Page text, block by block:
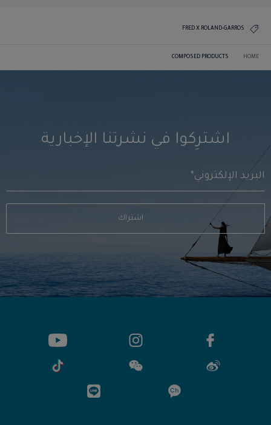
FRED X ROLAND-GARROS
HOME
COMPOSED PRODUCTS
اشترِكوا في نشرتنا الإخبارية
اشتراك